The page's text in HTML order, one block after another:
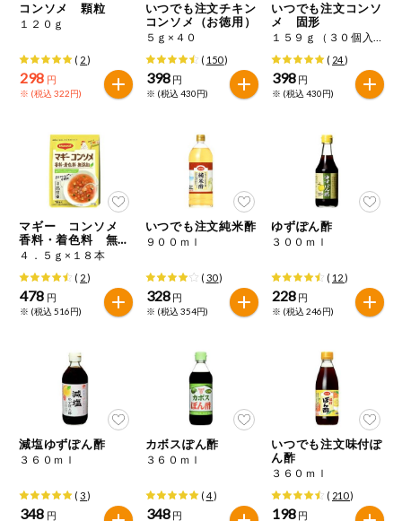
コンソメ 顆粒
１２０ｇ
( 2)
298 円
※ (税込 322円)
いつでも注文チキン
コンソメ（お徳用）
５ｇ×４０
( 150)
398 円
※ (税込 430円)
いつでも注文コンソ
メ 固形
１５９ｇ（３０個入）
( 24)
398 円
※ (税込 430円)
マギー コンソメ
香料・着色料 無添
加
４．５ｇ×１８本
( 2)
478 円
※ (税込 516円)
いつでも注文純米酢
９００ｍｌ
( 30)
328 円
※ (税込 354円)
ゆずぽん酢
３００ｍｌ
( 12)
228 円
※ (税込 246円)
減塩ゆずぽん酢
３６０ｍｌ
(3)
348 円
カボスぽん酢
３６０ｍｌ
( 4)
348 円
いつでも注文味付ぽ
ん酢
３６０ｍｌ
( 210)
198 円